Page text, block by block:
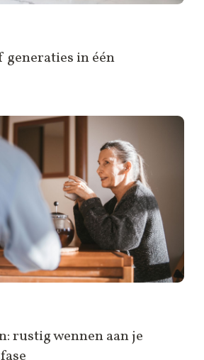
generaties in één
rustig wennen aan je